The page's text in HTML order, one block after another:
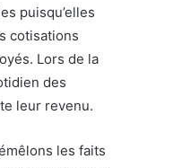
puisqu’elles
cotisations
Lors de la
des
leur revenu.
les faits